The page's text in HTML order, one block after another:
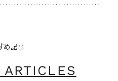
め記事
ARTICLES